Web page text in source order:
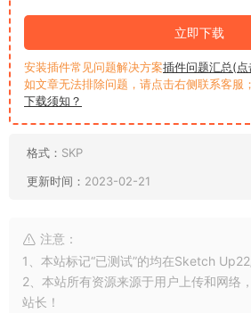
立即下载
安装插件常见问题解决方案插件问题汇总(点
如文章无法排除问题，请点击右侧联系客服；
下载须知？
格式： SKP
更新时间： 2023-02-21
注意：
1、本站标记“已测试”的均在Sketch
2、本站所有资源来源于用户上传和网络
站长！